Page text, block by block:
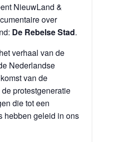
NieuwLand &
over
De Rebelse Stad.
verhaal van de
Nederlandse
van de
protestgeneratie
die tot een
hebben geleid in ons